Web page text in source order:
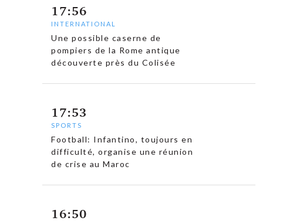
17:56
INTERNATIONAL
Une possible caserne de
pompiers de la Rome antique
découverte près du Colisée
17:53
SPORTS
Football: Infantino, toujours en
difficulté, organise une réunion
de crise au Maroc
16:50